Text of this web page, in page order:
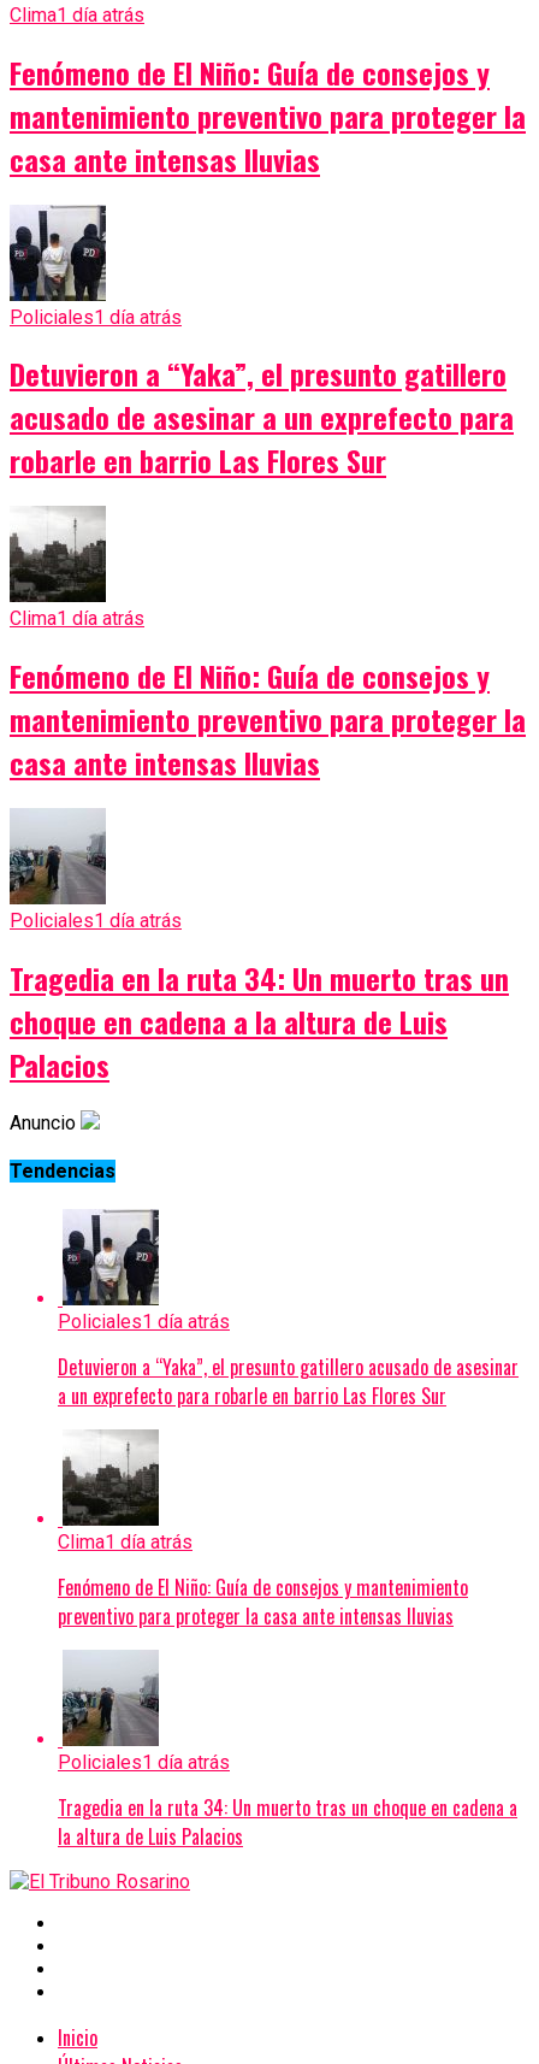
Clima1 día atrás
Fenómeno de El Niño: Guía de consejos y
mantenimiento preventivo para proteger la
casa ante intensas lluvias
Policiales1 día atrás
Detuvieron a “Yaka”, el presunto gatillero
acusado de asesinar a un exprefecto para
robarle en barrio Las Flores Sur
Clima1 día atrás
Fenómeno de El Niño: Guía de consejos y
mantenimiento preventivo para proteger la
casa ante intensas lluvias
Policiales1 día atrás
Tragedia en la ruta 34: Un muerto tras un
choque en cadena a la altura de Luis
Palacios
Anuncio
Tendencias
Policiales1 día atrás
Detuvieron a “Yaka”, el presunto gatillero acusado de asesinar
a un exprefecto para robarle en barrio Las Flores Sur
Clima1 día atrás
Fenómeno de El Niño: Guía de consejos y mantenimiento
preventivo para proteger la casa ante intensas lluvias
Policiales1 día atrás
Tragedia en la ruta 34: Un muerto tras un choque en cadena a
la altura de Luis Palacios
Inicio